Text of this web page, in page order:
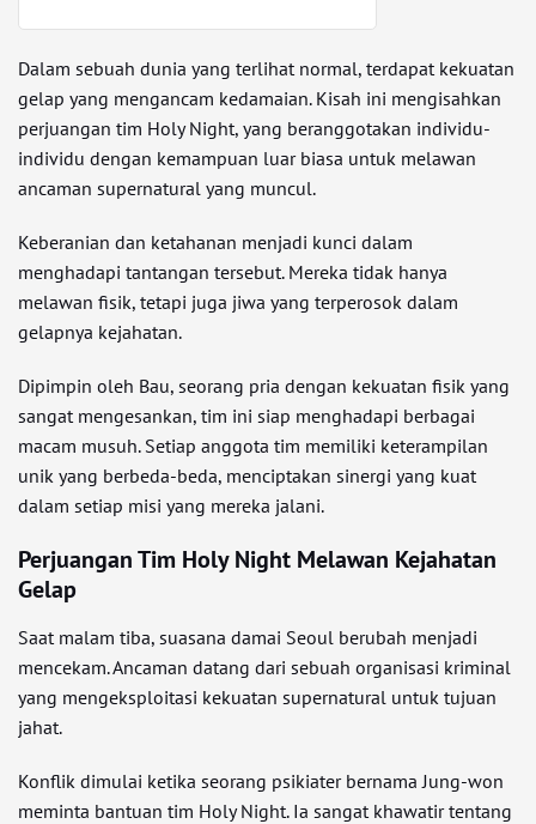
Dalam sebuah dunia yang terlihat normal, terdapat kekuatan
gelap yang mengancam kedamaian. Kisah ini mengisahkan
perjuangan tim Holy Night, yang beranggotakan individu-
individu dengan kemampuan luar biasa untuk melawan
ancaman supernatural yang muncul.
Keberanian dan ketahanan menjadi kunci dalam
menghadapi tantangan tersebut. Mereka tidak hanya
melawan fisik, tetapi juga jiwa yang terperosok dalam
gelapnya kejahatan.
Dipimpin oleh Bau, seorang pria dengan kekuatan fisik yang
sangat mengesankan, tim ini siap menghadapi berbagai
macam musuh. Setiap anggota tim memiliki keterampilan
unik yang berbeda-beda, menciptakan sinergi yang kuat
dalam setiap misi yang mereka jalani.
Perjuangan Tim Holy Night Melawan Kejahatan
Gelap
Saat malam tiba, suasana damai Seoul berubah menjadi
mencekam. Ancaman datang dari sebuah organisasi kriminal
yang mengeksploitasi kekuatan supernatural untuk tujuan
jahat.
Konflik dimulai ketika seorang psikiater bernama Jung-won
meminta bantuan tim Holy Night. Ia sangat khawatir tentang